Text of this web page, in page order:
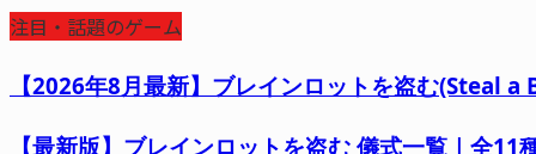
注目・話題のゲーム
【2026年8月最新】ブレインロットを盗む(Steal
【最新版】ブレインロットを盗む 儀式一覧｜全